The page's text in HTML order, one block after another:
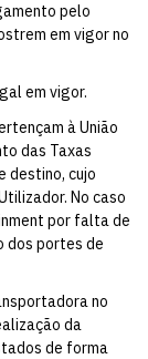
pelo
em vigor no
em vigor.
à União
das Taxas
destino, cujo
No caso
por falta de
dos portes de
no
da
de forma